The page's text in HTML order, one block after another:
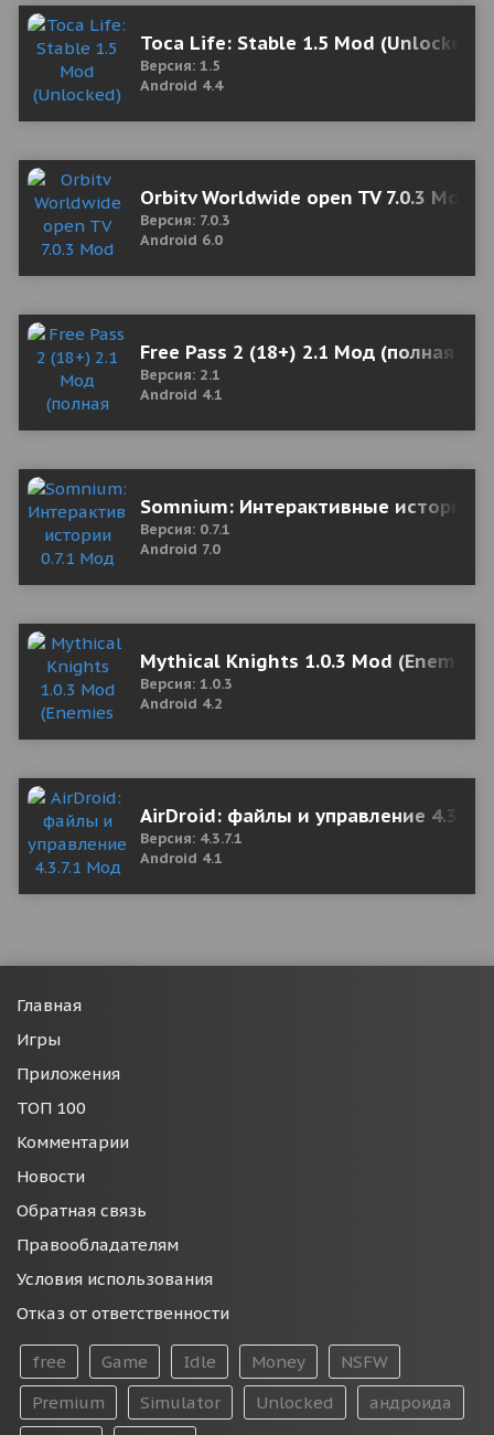
Toca Life: Stable 1.5 Mod (Unlocked)
Версия: 1.5
Android 4.4
Orbitv Worldwide open TV 7.0.3 Mod
Версия: 7.0.3
Android 6.0
Free Pass 2 (18+) 2.1 Мод (полная
Версия: 2.1
Android 4.1
Somnium: Интерактивные истории
Версия: 0.7.1
Android 7.0
Mythical Knights 1.0.3 Mod (Enemies
Версия: 1.0.3
Android 4.2
AirDroid: файлы и управление
Версия: 4.3.7.1
Android 4.1
Главная
Игры
Приложения
ТОП 100
Комментарии
Новости
Обратная связь
Правообладателям
Условия использования
Отказ от ответственности
free Game Idle Money
NSFW
Premium
Simulator Unlocked
андроида